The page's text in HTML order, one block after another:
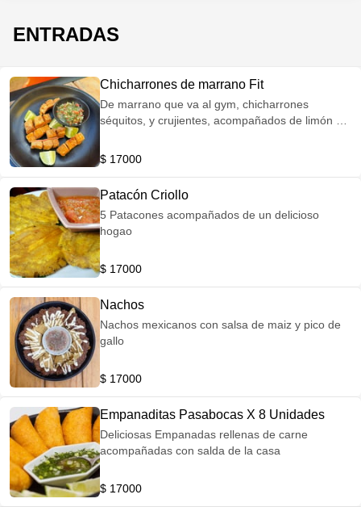
ENTRADAS
Chicharrones de marrano Fit
De marrano que va al gym, chicharrones
séquitos, y crujientes, acompañados de limón y
$ 17000
Patacón Criollo
5 Patacones acompañados de un delicioso
hogao
$ 17000
Nachos
Nachos mexicanos con salsa de maiz y pico de
gallo
$ 17000
Empanaditas Pasabocas X 8 Unidades
Deliciosas Empanadas rellenas de carne
acompañadas con salda de la casa
$ 17000